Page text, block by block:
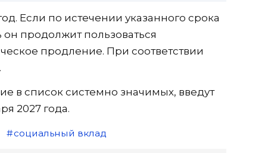
Если по истечении указанного срока
он продолжит пользоваться
продление. При соответствии
в список системно значимых, введут
2027 года.
социальный вклад